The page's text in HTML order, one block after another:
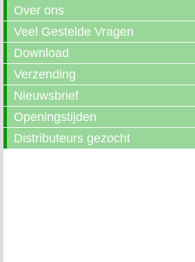
Over ons
Veel Gestelde Vragen
Download
Verzending
Nieuwsbrief
Openingstijden
Distributeurs gezocht